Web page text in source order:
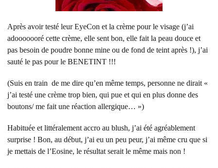
Après avoir testé leur EyeCon et la crème pour le visage (j’ai
adooooooré cette crème, elle sent bon, elle fait la peau douce et
pas besoin de poudre bonne mine ou de fond de teint après !), j’ai
sauté le pas pour le BENETINT !!!
(Suis en train de me dire qu’en même temps, personne ne dirait «
j’ai testé une crème trop bien, qui pue et qui en plus donne des
boutons/ me fait une réaction allergique… »)
Habituée et littéralement accro au blush, j’ai été agréablement
surprise ! Bon, au début, j’ai eu un peu peur, j’ai même cru que si
je mettais de l’Eosine, le résultat serait le même mais non !